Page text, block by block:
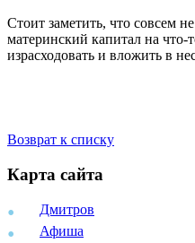
Стоит заметить, что совсем
материнский капитал на
израсходовать и вложить в
Возврат к списку
Карта сайта
Дмитров
Афиша